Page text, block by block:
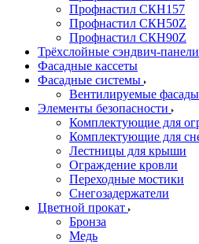
Профнастил СКН157
Профнастил СКН50Z
Профнастил СКН90Z
Трёхслойные сэндвич-панели
Фасадные кассеты
Фасадные системы
Вентилируемые фасады
Элементы безопасности
Комплектующие для
Комплектующие для
Лестницы для крыши
Ограждение кровли
Переходные мостики
Снегозадержатели
Цветной прокат
Бронза
Медь